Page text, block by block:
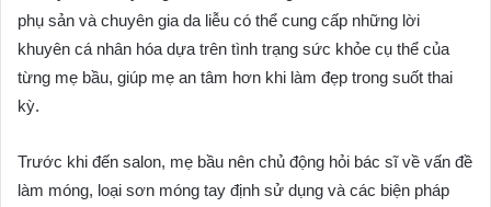
phụ sản và chuyên gia da liễu có thể cung cấp những lời
khuyên cá nhân hóa dựa trên tình trạng sức khỏe cụ thể của
từng mẹ bầu, giúp mẹ an tâm hơn khi làm đẹp trong suốt thai
kỳ.
Trước khi đến salon, mẹ bầu nên chủ động hỏi bác sĩ về vấn đề
làm móng, loại sơn móng tay định sử dụng và các biện pháp